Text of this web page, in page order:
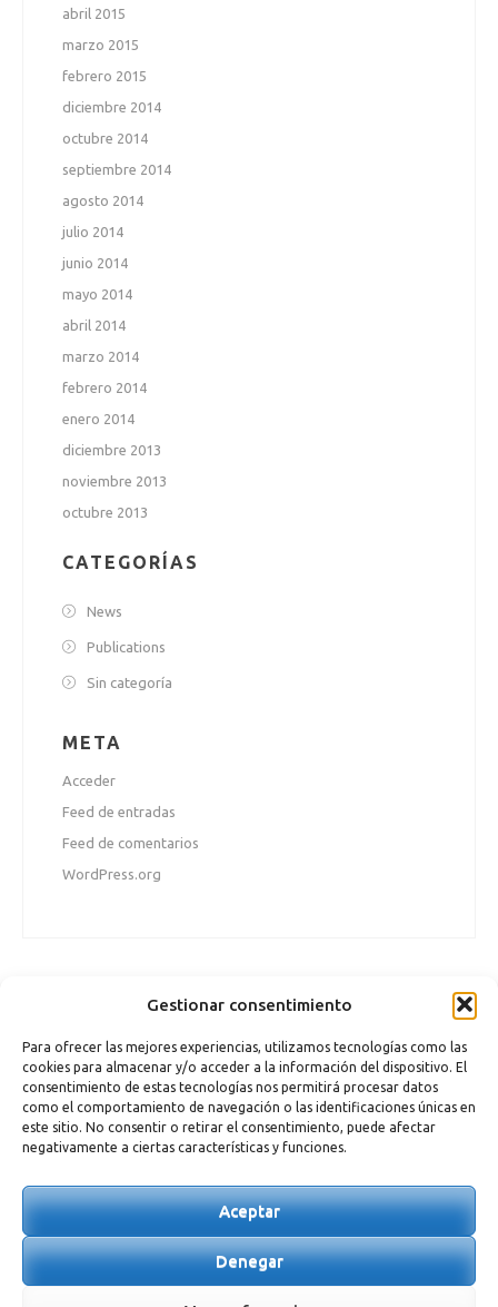
Gestionar consentimiento
Para ofrecer las mejores experiencias, utilizamos tecnologías como las
cookies para almacenar y/o acceder a la información del dispositivo. El
consentimiento de estas tecnologías nos permitirá procesar datos
como el comportamiento de navegación o las identificaciones únicas en
este sitio. No consentir o retirar el consentimiento, puede afectar
negativamente a ciertas características y funciones.
Aceptar
Denegar
abril 2015
marzo 2015
febrero 2015
diciembre 2014
octubre 2014
septiembre 2014
agosto 2014
julio 2014
junio 2014
mayo 2014
abril 2014
marzo 2014
febrero 2014
enero 2014
diciembre 2013
noviembre 2013
octubre 2013
CATEGORÍAS
News
Publications
Sin categoría
META
Acceder
Feed de entradas
Feed de comentarios
WordPress.org
DISEÑADO PORALBA CIORDIA| DESARROLLADO POR
TRIXMA|POLÍTICA DE PRIVACIDAD|AVISO LEGAL|
POLÍTICA DE COOKIES